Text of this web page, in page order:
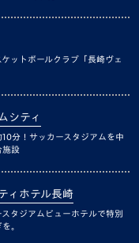
ットボールクラブ「長崎ヴェ
シティ
分！サッカースタジアムを中
施設
ィホテル長崎
スタジアムビューホテルで特別
。